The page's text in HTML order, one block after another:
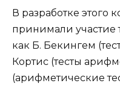
В разработке этого
принимали участие
как Б. Бекингем
Кортис (тесты
(арифметические